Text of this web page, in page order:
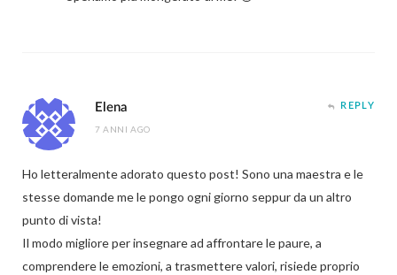
Elena
7 ANNI AGO
REPLY
Ho letteralmente adorato questo post! Sono una maestra e le
stesse domande me le pongo ogni giorno seppur da un altro
punto di vista!
Il modo migliore per insegnare ad affrontare le paure, a
comprendere le emozioni, a trasmettere valori, risiede proprio